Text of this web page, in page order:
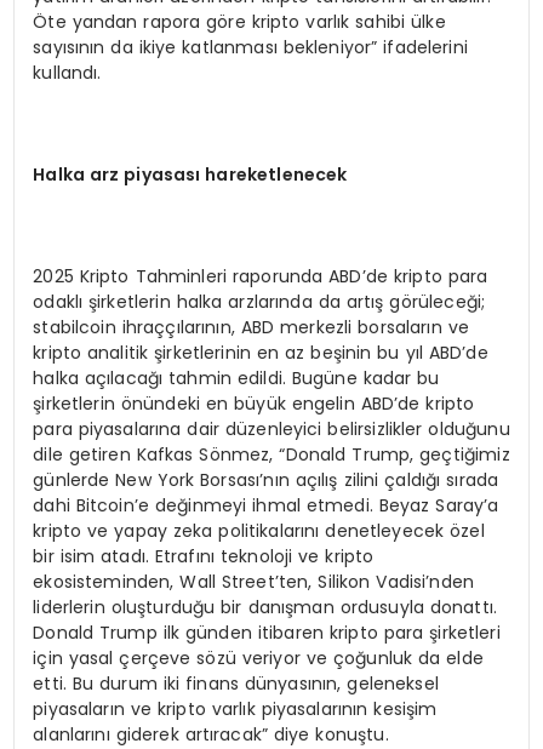
Öte yandan rapora göre kripto varlık sahibi ülke
sayısının da ikiye katlanması bekleniyor” ifadelerini
kullandı.
Halka arz piyasası hareketlenecek
2025 Kripto Tahminleri raporunda ABD’de kripto para
odaklı şirketlerin halka arzlarında da artış görüleceği;
stabilcoin ihraççılarının, ABD merkezli borsaların ve
kripto analitik şirketlerinin en az beşinin bu yıl ABD’de
halka açılacağı tahmin edildi. Bugüne kadar bu
şirketlerin önündeki en büyük engelin ABD’de kripto
para piyasalarına dair düzenleyici belirsizlikler olduğunu
dile getiren Kafkas Sönmez, “Donald Trump, geçtiğimiz
günlerde New York Borsası’nın açılış zilini çaldığı sırada
dahi Bitcoin’e değinmeyi ihmal etmedi. Beyaz Saray’a
kripto ve yapay zeka politikalarını denetleyecek özel
bir isim atadı. Etrafını teknoloji ve kripto
ekosisteminden, Wall Street’ten, Silikon Vadisi’nden
liderlerin oluşturduğu bir danışman ordusuyla donattı.
Donald Trump ilk günden itibaren kripto para şirketleri
için yasal çerçeve sözü veriyor ve çoğunluk da elde
etti. Bu durum iki finans dünyasının, geleneksel
piyasaların ve kripto varlık piyasalarının kesişim
alanlarını giderek artıracak” diye konuştu.